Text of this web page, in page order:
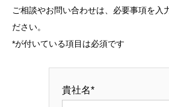
ご相談やお問い合わせは、必要事項を入
ださい。
*が付いている項目は必須です
貴社名*